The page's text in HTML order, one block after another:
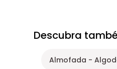
Descubra
Almofada -